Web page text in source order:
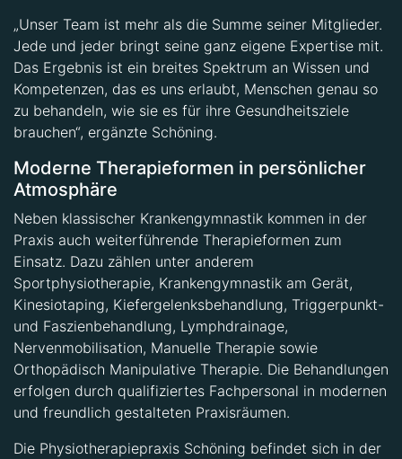
„Unser Team ist mehr als die Summe seiner Mitglieder.
Jede und jeder bringt seine ganz eigene Expertise mit.
Das Ergebnis ist ein breites Spektrum an Wissen und
Kompetenzen, das es uns erlaubt, Menschen genau so
zu behandeln, wie sie es für ihre Gesundheitsziele
brauchen“, ergänzte Schöning.
Moderne Therapieformen in persönlicher
Atmosphäre
Neben klassischer Krankengymnastik kommen in der
Praxis auch weiterführende Therapieformen zum
Einsatz. Dazu zählen unter anderem
Sportphysiotherapie, Krankengymnastik am Gerät,
Kinesiotaping, Kiefergelenksbehandlung, Triggerpunkt-
und Faszienbehandlung, Lymphdrainage,
Nervenmobilisation, Manuelle Therapie sowie
Orthopädisch Manipulative Therapie. Die Behandlungen
erfolgen durch qualifiziertes Fachpersonal in modernen
und freundlich gestalteten Praxisräumen.
Die Physiotherapiepraxis Schöning befindet sich in der